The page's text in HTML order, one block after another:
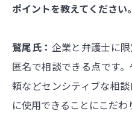
ポイントを教えてください。
鷲尾氏： 企業と弁護士に
匿名で相談できる点です
頼などセンシティブな相
に使用できることにこだわ